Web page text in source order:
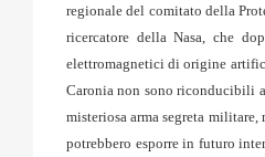
regionale del comitato della
ricercatore della Nasa, che
elettromagnetici di origine
Caronia non sono riconducibili
misteriosa arma segreta
potrebbero esporre in futuro